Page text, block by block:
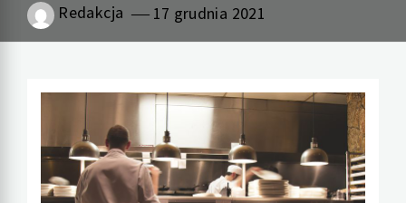
Redakcja 17 grudnia 2021